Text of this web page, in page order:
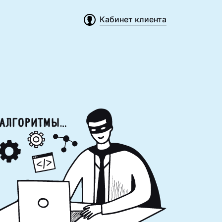
Кабинет клиента